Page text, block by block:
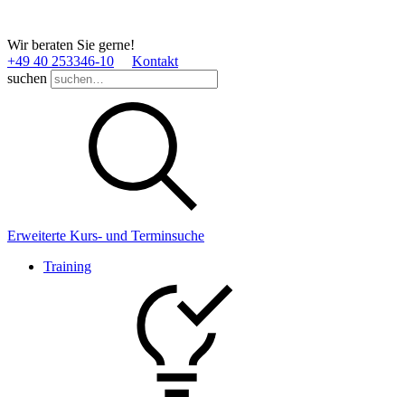
Wir beraten Sie gerne!
+49 40 253346­-10
Kontakt
suchen
Erweiterte Kurs- und Terminsuche
Training